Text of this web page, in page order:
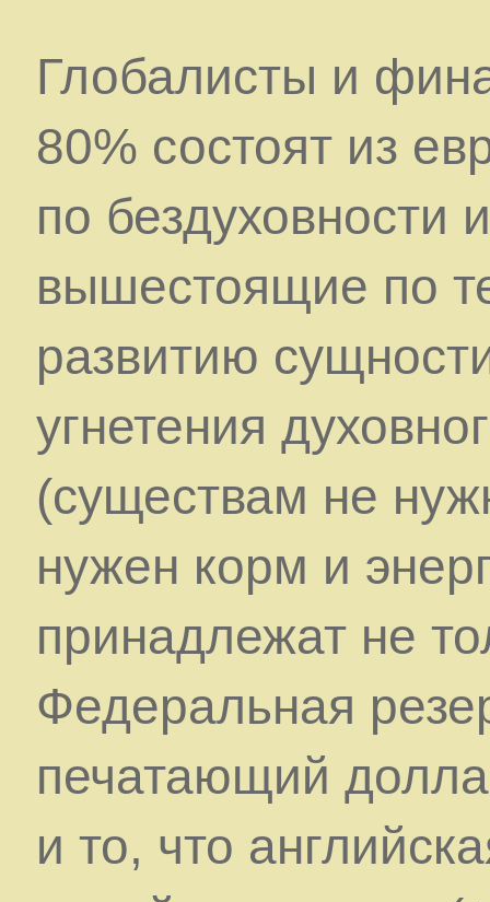
Глобалисты и
80% состоят из
по бездуховности
вышестоящие по
развитию
угнетения
(существам не
нужен корм и
принадлежат не
Федеральная
печатающий
и то, что